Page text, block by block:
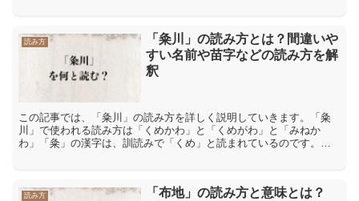
読み方
「粂川」の読み方とは？間違いや
すい名前や苗字などの読み方を解
釈
この記事では、「粂川」の読み方を詳しく説明していきます。「粂
川」で使われる読み方は「くめかわ」と「くめがわ」と「みねか
わ」「粂」の漢字は、訓読みで「くめ」と読まれているのです。所
読み方
「布地」の読み方と意味とは？